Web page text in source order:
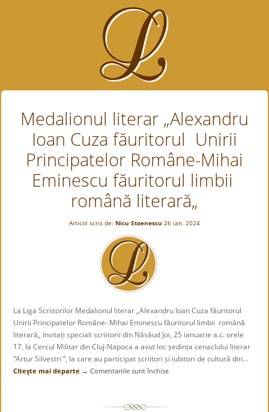
Medalionul literar „Alexandru
Ioan Cuza făuritorul Unirii
Principatelor Române-Mihai
Eminescu făuritorul limbii
română literară„
Articol scris de: Nicu Stoenescu 26 ian. 2024
La Liga Scriitorilor Medalionul literar „Alexandru Ioan Cuza făuritorul
Unirii Principatelor Române- Mihai Eminescu făuritorul limbii română
literară„ Invitați speciali scriitorii din Năsăud Joi, 25 ianuarie a.c. orele
17, la Cercul Militar din Cluj-Napoca a avut loc ședința cenaclului literar
“Artur Silvestri “, la care au participat scriitori și iubitori de cultură din...
Citeşte mai departe → Comentariile sunt închise